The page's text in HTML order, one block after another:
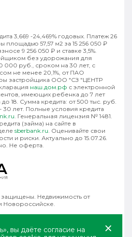
3,669 -24,469% годовых. Платеж 26
площадью 57,57 м2 за 15 256 050 ₽
9 256 050 ₽ и ставке 3,5%.
без удорожания для
000 руб., сроком на 30 лет, с
не менее 20,1%, от ПАО
застройщика ООО "СЗ "ЦЕНТР
наш.дом.рф с электронной
имеющих ребенка до 7 лет
18. Сумма кредита: от 500 тыс. руб.
30 лет. Полные условия кредита
. Генеральная лицензия № 1481.
(займа) на сайте в
sberbank.ru. Оценивайте свои
и риски. Актуально до 15.07.26.
Не оферта.
защищены. Недвижимость от
Новороссийске.
Правила использования
вы даёте согласие на